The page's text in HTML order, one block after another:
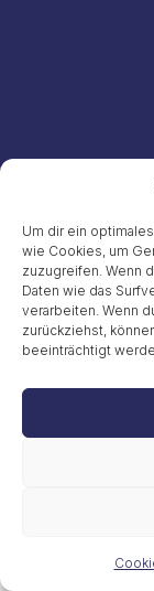
Um dir ein
wie Cookies, um
zuzugreifen. Wenn
Daten wie das
verarbeiten. Wenn
zurückziehst,
beeinträchtigt